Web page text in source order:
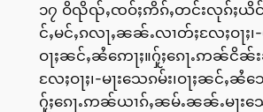
၁၇ ဝိၺိၺ်ႇၸဝ်ႈဢိၵ်ႇတင်းလုၵ်ႈ
င်ႇမင်ႇၵလႃႇၼၼ်ႉလၢတ်ႈလႄႈဝႃႈ၊-
ဝႃႈၼင်ႇၼႆဢေႃႈ။ႁႂ်ႈၵေႃႉဢၼ်ငိ
လႄႈဝႃႈ၊-မႃးသေၵမ်း၊ဝႃႈၼင်ႇၼႆ
ႁႂ်ႈၵေႃႉဢၼ်ယၢၵ်ႇၼမ်ႉၼၼ်ႉမႃး